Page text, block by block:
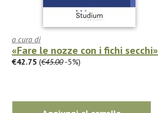
a cura di
«Fare le nozze con i fichi secchi»
€42.75 (€45.00-5%)